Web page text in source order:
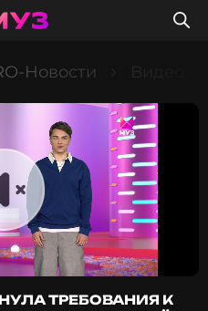
Новости
ТРЕБОВАНИЯ К